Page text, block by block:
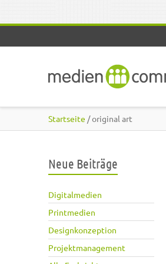
Startseite / original art
Neue Beiträge
Digitalmedien
Printmedien
Designkonzeption
Projektmanagement